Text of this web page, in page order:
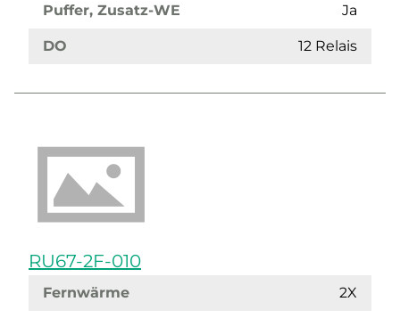
Puffer, Zusatz-WE Ja
DO 12 Relais
RU67-2F-010
Fernwärme 2X